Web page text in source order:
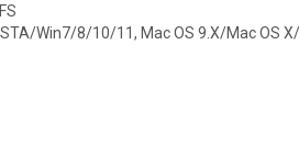
Win7/8/10/11, Mac OS 9.X/Mac OS